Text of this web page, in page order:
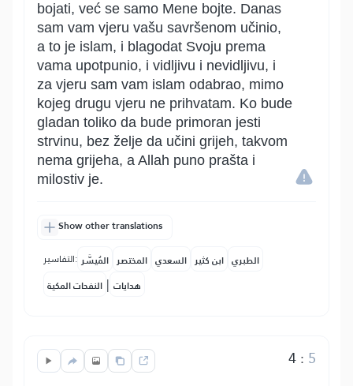
bojati, već se samo Mene bojte. Danas
sam vam vjeru vašu savršenom učinio,
a to je islam, i blagodat Svoju prema
vama upotpunio, i vidljivu i nevidljivu, i
za vjeru sam vam islam odabrao, mimo
kojeg drugu vjeru ne prihvatam. Ko bude
gladan toliko da bude primoran jesti
strvinu, bez želje da učini grijeh, takvom
nema grijeha, a Allah puno prašta i
milostiv je.
Show other translations
التفاسير: المُيسَّر المختصر السعدي ابن كثير الطبري
النفحات المكية | هدايات
4: 5